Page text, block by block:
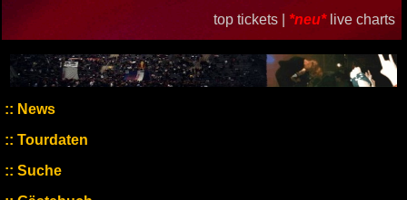
top tickets | *neu* live charts
News
Tourdaten
Suche